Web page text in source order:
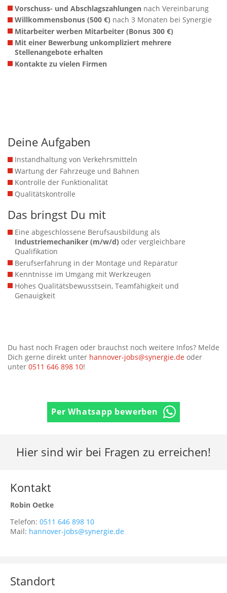
Vorschuss- und Abschlagszahlungen nach Vereinbarung
Willkommensbonus (500 €) nach 3 Monaten bei Synergie
Mitarbeiter werben Mitarbeiter (Bonus 300 €)
Mit einer Bewerbung unkompliziert mehrere
Stellenangebote erhalten
Kontakte zu vielen Firmen
Deine Aufgaben
Instandhaltung von Verkehrsmitteln
Wartung der Fahrzeuge und Bahnen
Kontrolle der Funktionalität
Qualitätskontrolle
Das bringst Du mit
Eine abgeschlossene Berufsausbildung als
Industriemechaniker (m/w/d) oder vergleichbare
Qualifikation
Berufserfahrung in der Montage und Reparatur
Kenntnisse im Umgang mit Werkzeugen
Hohes Qualitätsbewusstsein, Teamfähigkeit und
Genauigkeit
Du hast noch Fragen oder brauchst noch weitere Infos? Melde
Dich gerne direkt unter hannover-jobs@synergie.de oder
unter 0511 646 898 10!
Per Whatsapp bewerben
Hier sind wir bei Fragen zu erreichen!
Kontakt
Robin Oetke
Telefon: 0511 646 898 10
Mail: hannover-jobs@synergie.de
Standort